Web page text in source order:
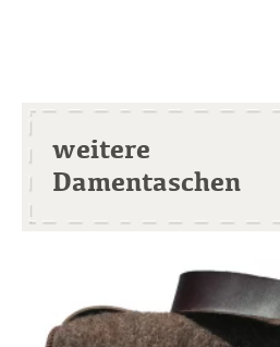
weitere
Damentaschen